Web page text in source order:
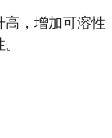
，增加可溶性